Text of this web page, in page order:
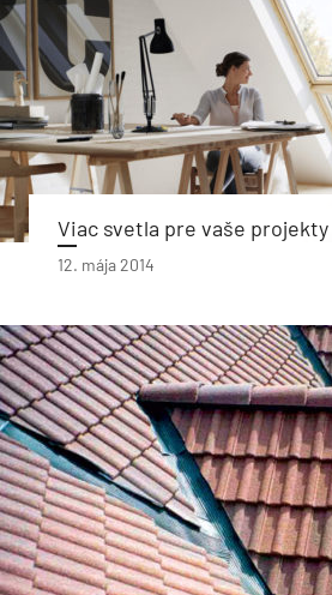
Viac svetla pre vaše projekty
12. mája 2014